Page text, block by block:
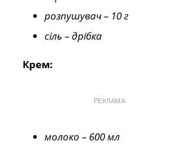
розпушувач – 10 г
сіль – дрібка
Крем:
РЕКЛАМА
молоко – 600 мл